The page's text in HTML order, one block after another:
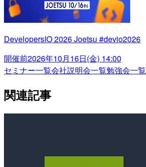
DevelopersIO 2026 Joetsu #devio2026
開催前2026年10月16日(金) 14:00
セミナー一覧会社説明会一覧勉強会一覧
関連記事